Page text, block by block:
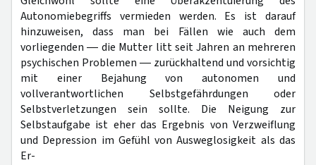
Autonomiebegriffs vermieden werden. Es ist darauf
hinzuweisen, dass man bei Fällen wie auch dem
vorliegenden ― die Mutter litt seit Jahren an mehreren
psychischen Problemen ― zurückhaltend und vorsichtig
mit einer Bejahung von autonomen und
vollverantwortlichen Selbstgefährdungen oder
Selbstverletzungen sein sollte. Die Neigung zur
Selbstaufgabe ist eher das Ergebnis von Verzweiflung
und Depression im Gefühl von Ausweglosigkeit als das
Er-